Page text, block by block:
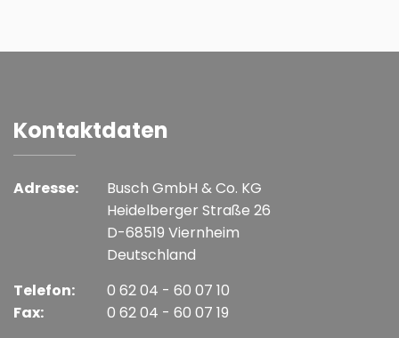
Kontaktdaten
Adresse:
Busch GmbH & Co. KG
Heidelberger Straße 26
D-68519 Viernheim
Deutschland
Telefon:
Fax:
0 62 04 - 60 07 10
0 62 04 - 60 07 19